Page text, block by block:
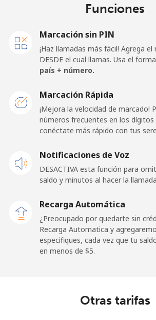
Funciones
Marcación sin PIN
¡Haz llamadas más fácil! Agrega
DESDE el cual llamas. Usa el
país + número.
Marcación Rápida
¡Mejora la velocidad de marcado!
números frecuentes en los
conéctate más rápido con tus
Notificaciones de Voz
DESACTIVA esta función para
saldo y minutos al hacer la
Recarga Automática
¿Preocupado por quedarte sin
Recarga Automatica y
especifiques, cada vez que tu
en menos de ⁦$5⁩.
Otras tarifas